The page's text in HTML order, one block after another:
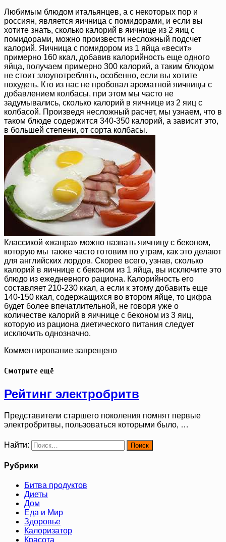
Любимым блюдом итальянцев, а с некоторых пор и
россиян, является яичница с помидорами, и если вы
хотите знать, сколько калорий в яичнице из 2 яиц с
помидорами, можно произвести несложный подсчет
калорий. Яичница с помидором из 1 яйца «весит»
примерно 160 ккал, добавив калорийность еще одного
яйца, получаем примерно 300 калорий, а таким блюдом
не стоит злоупотреблять, особенно, если вы хотите
похудеть. Кто из нас не пробовал ароматной яичницы с
добавлением колбасы, при этом мы часто не
задумывались, сколько калорий в яичнице из 2 яиц с
колбасой. Произведя несложный расчет, мы узнаем, что в
таком блюде содержится 340-350 калорий, а зависит это,
в большей степени, от сорта колбасы.
Классикой «жанра» можно назвать яичницу с беконом,
которую мы также часто готовим по утрам, как это делают
для английских лордов. Скорее всего, узнав, сколько
калорий в яичнице с беконом из 1 яйца, вы исключите это
блюдо из ежедневного рациона. Калорийность его
составляет 210-230 ккал, а если к этому добавить еще
140-150 ккал, содержащихся во втором яйце, то цифра
будет более впечатлительной, не говоря уже о
количестве калорий в яичнице с беконом из 3 яиц,
которую из рациона диетического питания следует
исключить однозначно.
Комментирование запрещено
Смотрите ещё
Рейтинг электробритв
Представители старшего поколения помнят первые
электробритвы, пользоваться которыми было, …
Найти:
Рубрики
Битва продуктов
Диеты
Дом
Еда и Мир
Здоровье
Калоризатор
Красота